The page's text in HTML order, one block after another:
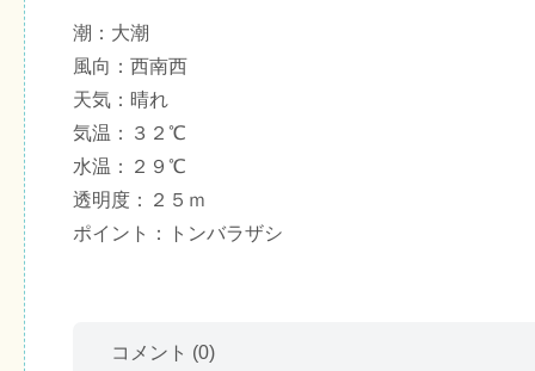
潮：大潮
風向：西南西
天気：晴れ
気温：３２℃
水温：２９℃
透明度：２５ｍ
ポイント：トンバラザシ
コメント (0)